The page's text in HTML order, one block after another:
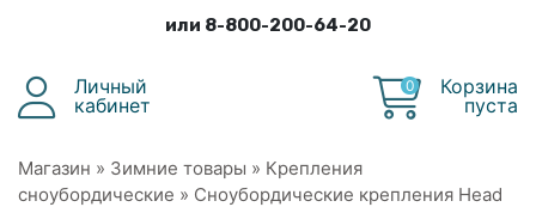
или 8-800-200-64-20
Личный
кабинет
0
Корзина
пуста
Магазин » Зимние товары » Крепления
сноубордические » Сноубордические крепления Head